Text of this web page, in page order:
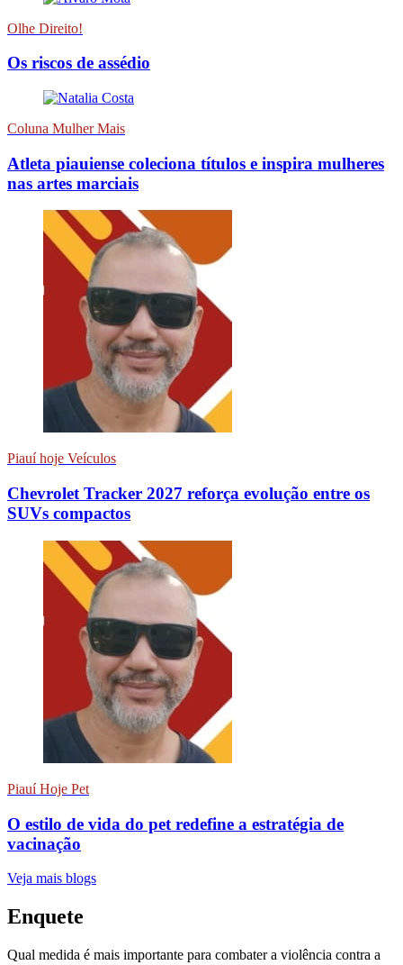
Olhe Direito!
Os riscos de assédio
Coluna Mulher Mais
Atleta piauiense coleciona títulos e inspira mulheres
nas artes marciais
Piauí hoje Veículos
Chevrolet Tracker 2027 reforça evolução entre os
SUVs compactos
Piauí Hoje Pet
O estilo de vida do pet redefine a estratégia de
vacinação
Veja mais blogs
Enquete
Qual medida é mais importante para combater a violência contra a